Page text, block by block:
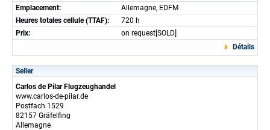
Emplacement:
Allemagne, EDFM
Heures totales cellule (TTAF):
720 h
Prix:
on request[SOLD]
Détails
Seller
Carlos de Pilar Flugzeughandel
www.carlos-de-pilar.de
Postfach 1529
82157 Gräfelfing
Allemagne